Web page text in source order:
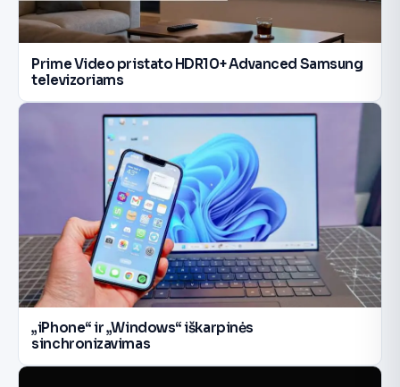
Prime Video pristato HDR10+ Advanced Samsung
televizoriams
„iPhone“ ir „Windows“ iškarpinės
sinchronizavimas